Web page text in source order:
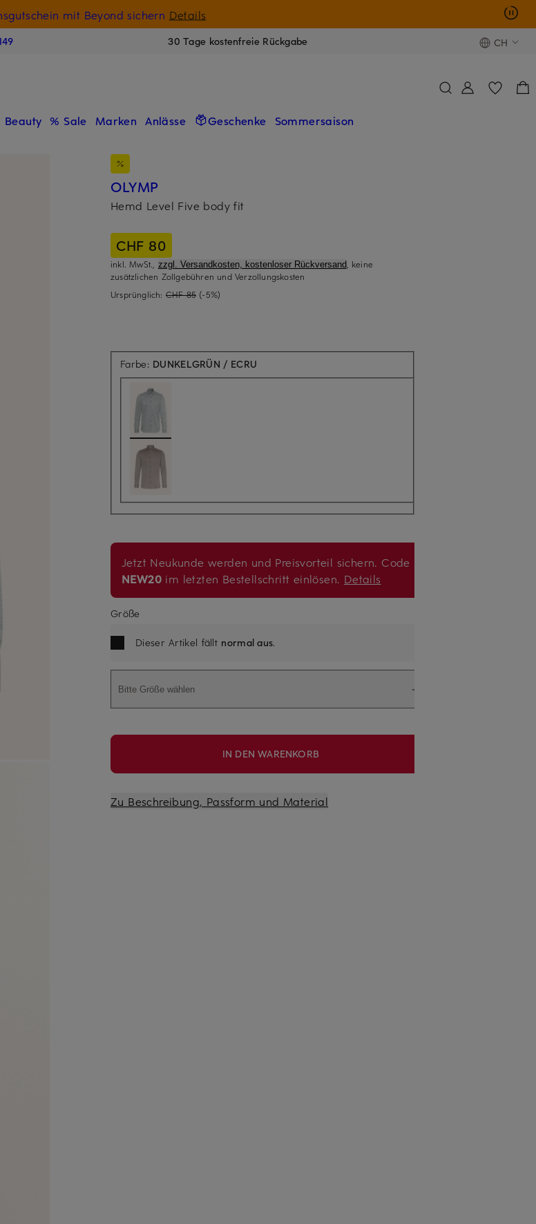
mit Beyond sichern Details
30 Tage kostenfreie Rückgabe CH
Beauty % Sale Marken Anlässe Geschenke Sommersaison
OLYMP
Hemd Level Five body fit
CHF 80
inkl. MwSt., zzgl. Versandkosten, kostenloser Rückversand, keine
zusätzlichen Zollgebühren und Verzollungskosten
Ursprünglich: CHF 85 (-5%)
Farbe: DUNKELGRÜN / ECRU
Jetzt Neukunde werden und Preisvorteil sichern. Code
NEW20 im letzten Bestellschritt einlösen. Details
Größe
Dieser Artikel fällt normal aus.
Bitte Größe wählen
IN DEN WARENKORB
Zu Beschreibung, Passform und Material